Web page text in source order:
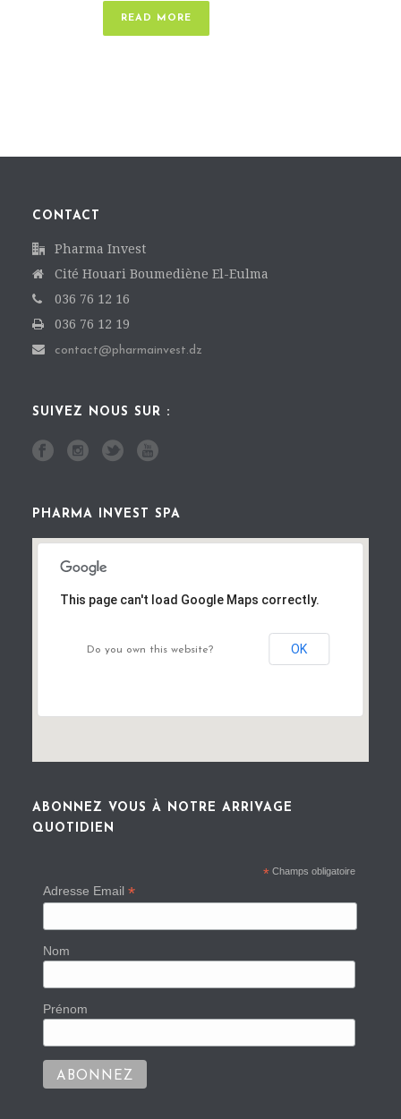
READ MORE
CONTACT
Pharma Invest
Cité Houari Boumediène El-Eulma
036 76 12 16
036 76 12 19
contact@pharmainvest.dz
SUIVEZ NOUS SUR :
PHARMA INVEST SPA
This page can't load Google Maps correctly.
Do you own this website? OK
ABONNEZ VOUS À NOTRE ARRIVAGE
QUOTIDIEN
* Champs obligatoire
Adresse Email *
Nom
Prénom